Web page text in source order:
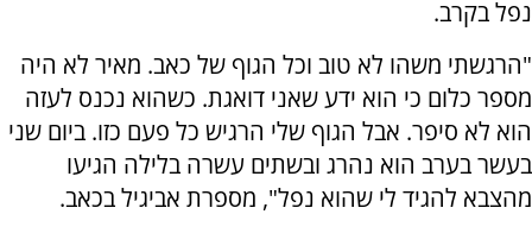
נפל בקרב.
"הרגשתי משהו לא טוב וכל הגוף של כאב. מאיר לא היה
מספר כלום כי הוא ידע שאני דואגת. כשהוא נכנס לעזה
הוא לא סיפר. אבל הגוף שלי הרגיש כל פעם כזו. ביום שני
בעשר בערב הוא נהרג ובשתים עשרה בלילה הגיעו
מהצבא להגיד לי שהוא נפל", מספרת אביגיל בכאב.